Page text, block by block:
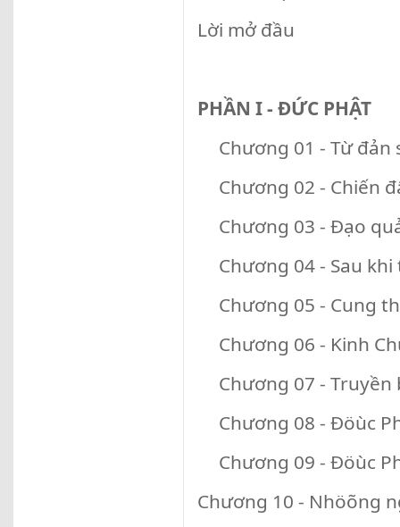
Lời mở đầu
PHẦN I - ĐỨC PHẬT
Chương 01 - Từ
Chương 02 - Chiến
Chương 03 - Đạo
Chương 04 - Sau
Chương 05 - Cung
Chương 06 - Kinh
Chương 07 -
Chương 08 - Đöùc
Chương 09 - Đöùc
Chương 10 - Nhöõng